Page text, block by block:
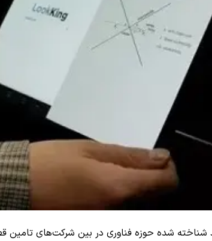
شناخته شده حوزه فناوری در بین شرکت‌های